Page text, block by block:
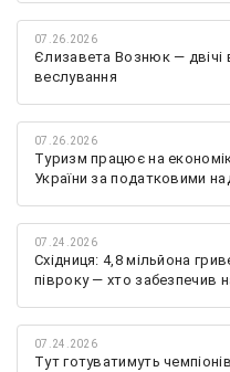
07.26.2026
Єлизавета Вознюк — двічі
веслування
07.26.2026
Туризм працює на
України за податковими
07.24.2026
Східниця: 4,8 мільйона
півроку — хто забезпечив
07.24.2026
Тут готуватимуть